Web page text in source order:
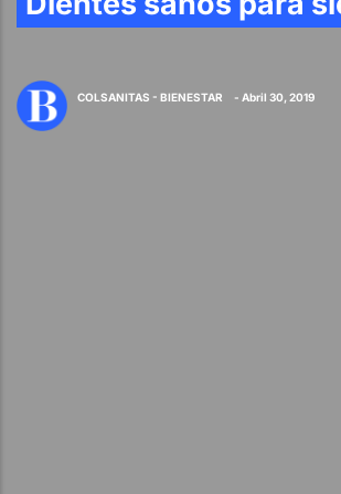
COLSANITAS - BIENESTAR - Abril 30, 2019